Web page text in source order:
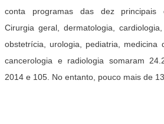
conta programas das dez principais
Cirurgia geral, dermatologia,
obstetrícia, urologia, pediatria, medicina
cancerologia e radiologia somaram
2014 e 105. No entanto, pouco mais de